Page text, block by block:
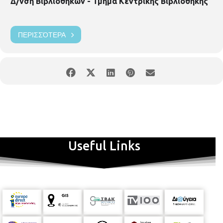
ΠΕΡΙΣΣΌΤΕΡΑ
Useful Links